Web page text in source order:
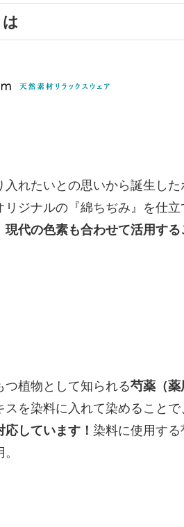
れたいとの思いから誕生し
ジナルの『綿ちぢみ』を仕立
現代の色素も合わせて活用す
植物として知られる芍薬（薬
を染料に入れて染めることで
しています！ 染料に使用す